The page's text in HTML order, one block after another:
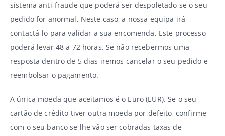
sistema anti-fraude que poderá ser despoletado se o seu
pedido for anormal. Neste caso, a nossa equipa irá
contactá-lo para validar a sua encomenda. Este processo
poderá levar 48 a 72 horas. Se não recebermos uma
resposta dentro de 5 dias iremos cancelar o seu pedido e
reembolsar o pagamento.
A única moeda que aceitamos é o Euro (EUR). Se o seu
cartão de crédito tiver outra moeda por defeito, confirme
com o seu banco se lhe vão ser cobradas taxas de